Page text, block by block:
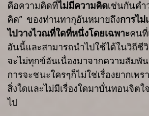
คือความคิดที่ไม่มีความคิดเช่นกันคำ
คิด” ของท่านทากุอันหมายถึงการไม่
ไปวางไวณที่ใดที่หนึ่งโดยเฉพาะคนที่
อันนี้และสามารถนำไปใช้ได้ในวิถีชี
จะไม่ทุกข์อันเนื่องมาจากความสัมพั
การจะชนะใครๆก็ไม่ใช่เรื่องยากเพร
สิ่งใดและไม่มีเรื่องใดมาบั่นทอนจิตใ
ไป